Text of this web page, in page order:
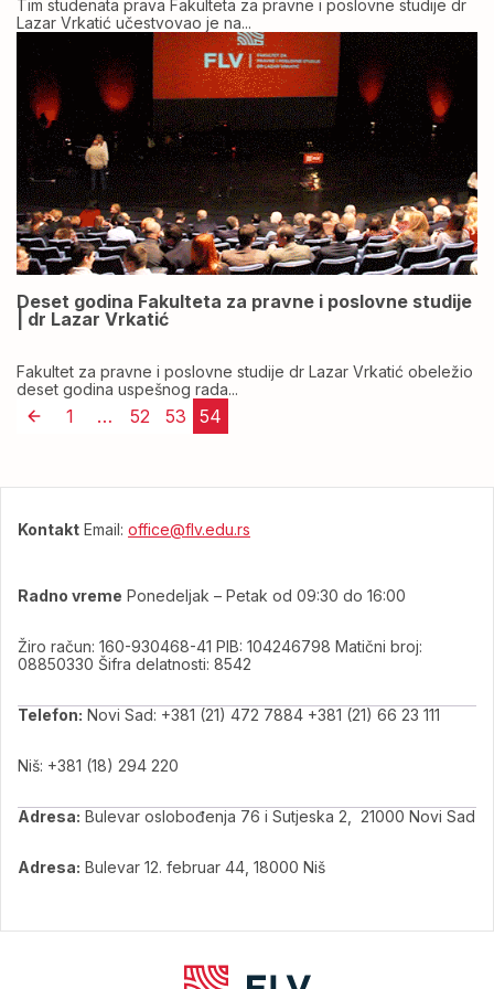
Tim studenata prava Fakulteta za pravne i poslovne studije dr
Lazar Vrkatić učestvovao je na...
Deset godina Fakulteta za pravne i poslovne studije
| dr Lazar Vrkatić
Fakultet za pravne i poslovne studije dr Lazar Vrkatić obeležio
deset godina uspešnog rada...
1 … 52 53 54
Kontakt Email: office@flv.edu.rs
Radno vreme Ponedeljak – Petak od 09:30 do 16:00
Žiro račun: 160-930468-41 PIB: 104246798 Matični broj:
08850330 Šifra delatnosti: 8542
Telefon: Novi Sad: +381 (21) 472 7884 +381 (21) 66 23 111
Niš: +381 (18) 294 220
Adresa: Bulevar oslobođenja 76 i Sutjeska 2, 21000 Novi Sad
Adresa: Bulevar 12. februar 44, 18000 Niš